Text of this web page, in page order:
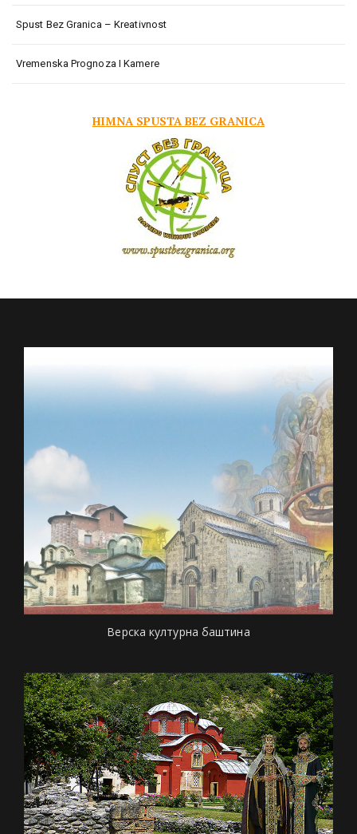
Spust Bez Granica – Kreativnost
Vremenska Prognoza I Kamere
HIMNA SPUSTA BEZ GRANICA
Верска културна баштина